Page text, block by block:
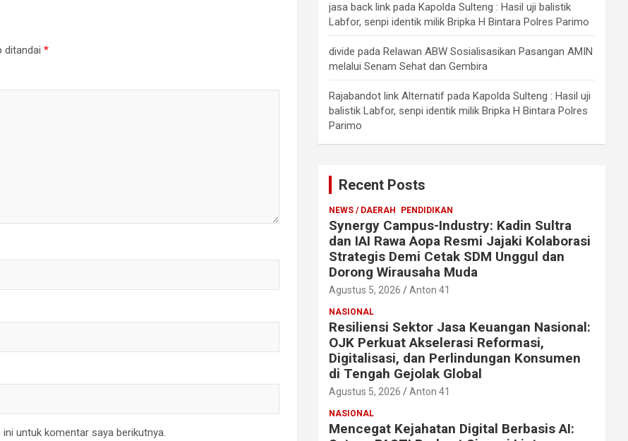
ditandai *
untuk komentar saya berikutnya.
jasa back link pada Kapolda Sulteng : Hasil uji balistik
Labfor, senpi identik milik Bripka H Bintara Polres Parimo
divide pada Relawan ABW Sosialisasikan Pasangan AMIN
melalui Senam Sehat dan Gembira
Rajabandot link Alternatif pada Kapolda Sulteng : Hasil uji
balistik Labfor, senpi identik milik Bripka H Bintara Polres
Parimo
Recent Posts
NEWS / DAERAH PENDIDIKAN
Synergy Campus-Industry: Kadin Sultra
dan IAI Rawa Aopa Resmi Jajaki Kolaborasi
Strategis Demi Cetak SDM Unggul dan
Dorong Wirausaha Muda
Agustus 5, 2026 Anton 41
NASIONAL
Resiliensi Sektor Jasa Keuangan Nasional:
OJK Perkuat Akselerasi Reformasi,
Digitalisasi, dan Perlindungan Konsumen
di Tengah Gejolak Global
Agustus 5, 2026 Anton 41
NASIONAL
Mencegat Kejahatan Digital Berbasis AI: